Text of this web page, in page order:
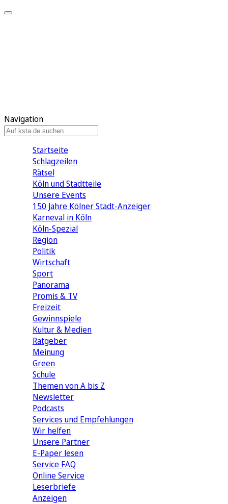
Navigation
Startseite
Schlagzeilen
Rätsel
Köln und Stadtteile
Unsere Events
150 Jahre Kölner Stadt-Anzeiger
Karneval in Köln
Köln-Spezial
Region
Politik
Wirtschaft
Sport
Panorama
Promis & TV
Freizeit
Gewinnspiele
Kultur & Medien
Ratgeber
Meinung
Green
Schule
Themen von A bis Z
Newsletter
Podcasts
Services und Empfehlungen
Wir helfen
Unsere Partner
E-Paper lesen
Service FAQ
Online Service
Leserbriefe
Anzeigen